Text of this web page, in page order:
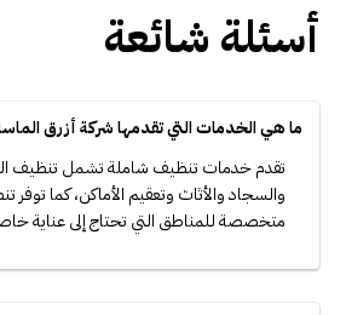
أسئلة شائعة
ما هي الخدمات التي تقدمها شركة أزرق
تقدم خدمات تنظيف شاملة تشمل تنظيف
والسجاد والأثاث وتعقيم الأماكن، كما
متخصصة للمناطق التي تحتاج إلى عناية